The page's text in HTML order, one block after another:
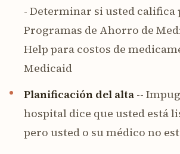
- Determinar si usted califica
Programas de Ahorro de
Help para costos de
Medicaid
Planificación del alta --
hospital dice que usted está
pero usted o su médico no